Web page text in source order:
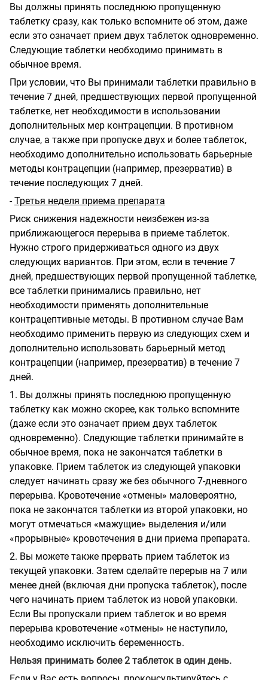
Вы должны принять последнюю пропущенную
таблетку сразу, как только вспомните об этом, даже
если это означает прием двух таблеток одновременно.
Следующие таблетки необходимо принимать в
обычное время.
При условии, что Вы принимали таблетки правильно в
течение 7 дней, предшествующих первой пропущенной
таблетке, нет необходимости в использовании
дополнительных мер контрацепции. В противном
случае, а также при пропуске двух и более таблеток,
необходимо дополнительно использовать барьерные
методы контрацепции (например, презерватив) в
течение последующих 7 дней.
-Третья неделя приема препарата
Риск снижения надежности неизбежен из-за
приближающегося перерыва в приеме таблеток.
Нужно строго придерживаться одного из двух
следующих вариантов. При этом, если в течение 7
дней, предшествующих первой пропущенной таблетке,
все таблетки принимались правильно, нет
необходимости применять дополнительные
контрацептивные методы. В противном случае Вам
необходимо применить первую из следующих схем и
дополнительно использовать барьерный метод
контрацепции (например, презерватив) в течение 7
дней.
1. Вы должны принять последнюю пропущенную
таблетку как можно скорее, как только вспомните
(даже если это означает прием двух таблеток
одновременно). Следующие таблетки принимайте в
обычное время, пока не закончатся таблетки в
упаковке. Прием таблеток из следующей упаковки
следует начинать сразу же без обычного 7-дневного
перерыва. Кровотечение «отмены» маловероятно,
пока не закончатся таблетки из второй упаковки, но
могут отмечаться «мажущие» выделения и/или
«прорывные» кровотечения в дни приема препарата.
2. Вы можете также прервать прием таблеток из
текущей упаковки. Затем сделайте перерыв на 7 или
менее дней (включая дни пропуска таблеток), после
чего начинать прием таблеток из новой упаковки.
Если Вы пропускали прием таблеток и во время
перерыва кровотечение «отмены» не наступило,
необходимо исключить беременность.
Нельзя принимать более 2 таблеток в один день.